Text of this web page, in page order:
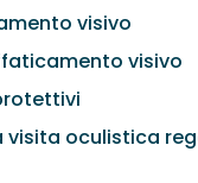
visivo
visivo
visita oculistica